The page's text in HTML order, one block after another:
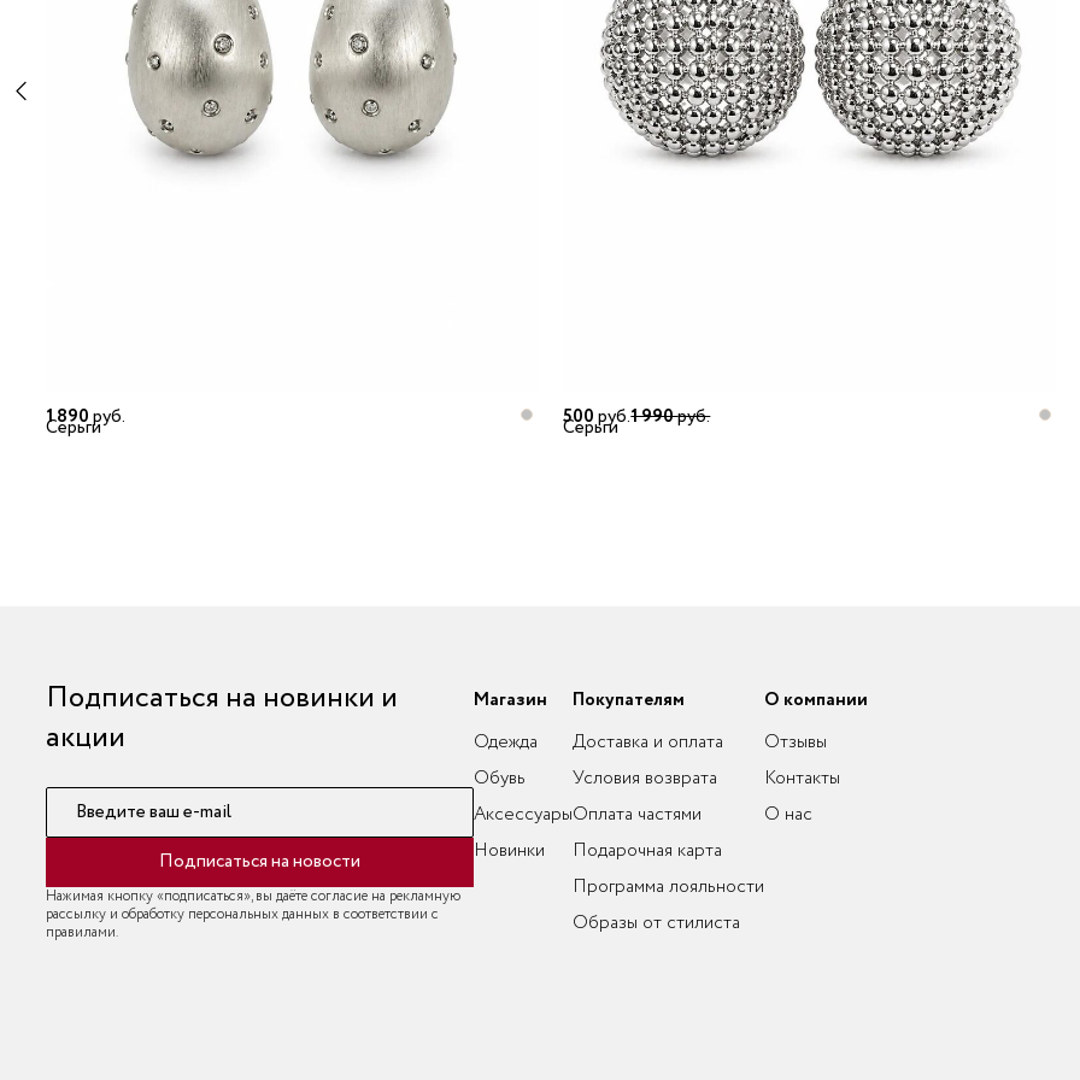
1 890руб.
Серьги 500руб.1 990руб.
Серьги
Подписаться на новинки и
акции
Введите ваш e-mail
Подписаться на новости
Нажимая кнопку «подписаться», вы даёте согласие на рекламную
рассылку и обработку персональных данных в соответствии с
правилами.
Магазин
Одежда
Обувь
Аксессуары
Новинки
Покупателям
Доставка и оплата
Условия возврата
Оплата частями
Подарочная карта
Программа лояльности
Образы от стилиста
О компании
Отзывы
Контакты
О нас